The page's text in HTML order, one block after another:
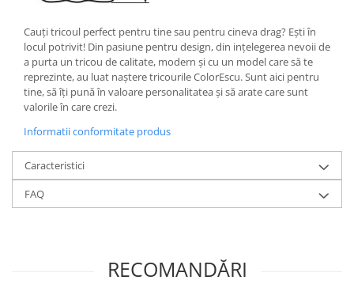
Cauţi tricoul perfect pentru tine sau pentru cineva drag? Eşti în
locul potrivit! Din pasiune pentru design, din inţelegerea nevoii de
a purta un tricou de calitate, modern şi cu un model care să te
reprezinte, au luat naştere tricourile ColorEscu. Sunt aici pentru
tine, să îţi pună în valoare personalitatea şi să arate care sunt
valorile în care crezi.
Informatii conformitate produs
Caracteristici
FAQ
RECOMANDĂRI